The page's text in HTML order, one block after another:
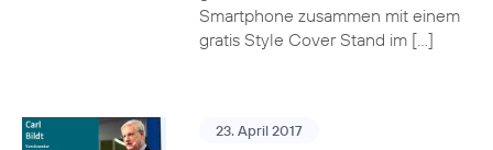
Smartphone zusammen mit einem
gratis Style Cover Stand im […]
23. April 2017